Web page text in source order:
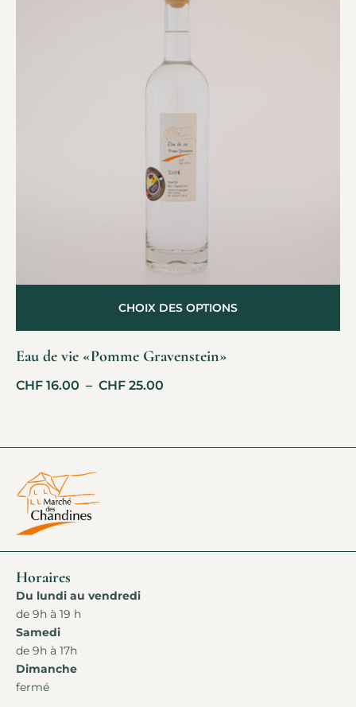
Eau de vie «Pomme Gravenstein»
CHF 16.00 – CHF 25.00
CHOIX DES OPTIONS
Horaires
Du lundi au vendredi
de 9h à 19 h
Samedi
de 9h à 17h
Dimanche
fermé